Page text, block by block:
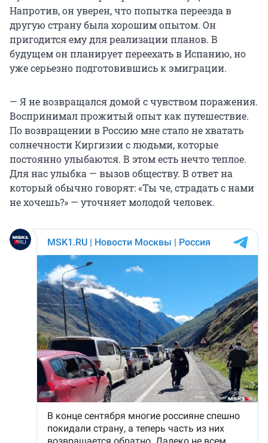
Напротив, он уверен, что попытка переезда в
другую страну была хорошим опытом. Он
пригодится ему для реализации планов. В
будущем он планирует переехать в Испанию, но
уже серьезно подготовившись к эмиграции.
— Я не возвращался домой с чувством поражения.
Воспринимал прожитый опыт как путешествие.
По возвращении в Россию мне стало не хватать
солнечности Киргизии с людьми, которые
постоянно улыбаются. В этом есть нечто теплое.
Для нас улыбка — вызов обществу. В ответ на
который обычно говорят: «Ты че, страдать с нами
не хочешь?» — уточняет молодой человек.